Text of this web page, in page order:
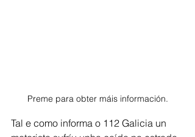
Preme para obter máis información.
Tal e como informa o 112 Galicia un